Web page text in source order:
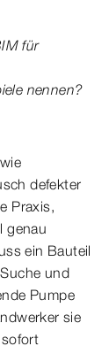
für
nennen?
defekter
Praxis,
genau
ein Bauteil
und
Pumpe
sie